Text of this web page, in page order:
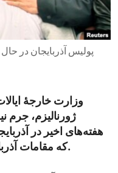
پولیس آذربایجان در
وزارت خارجهٔ
ژورنالیزم، جرم
هفته‌های اخیر در
که مقامات آذربایجان با این مفکوره موافق نیستند.